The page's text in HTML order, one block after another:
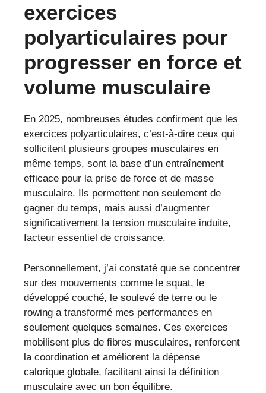
exercices
polyarticulaires pour
progresser en force et
volume musculaire
En 2025, nombreuses études confirment que les
exercices polyarticulaires, c’est-à-dire ceux qui
sollicitent plusieurs groupes musculaires en
même temps, sont la base d’un entraînement
efficace pour la prise de force et de masse
musculaire. Ils permettent non seulement de
gagner du temps, mais aussi d’augmenter
significativement la tension musculaire induite,
facteur essentiel de croissance.
Personnellement, j’ai constaté que se concentrer
sur des mouvements comme le squat, le
développé couché, le soulevé de terre ou le
rowing a transformé mes performances en
seulement quelques semaines. Ces exercices
mobilisent plus de fibres musculaires, renforcent
la coordination et améliorent la dépense
calorique globale, facilitant ainsi la définition
musculaire avec un bon équilibre.